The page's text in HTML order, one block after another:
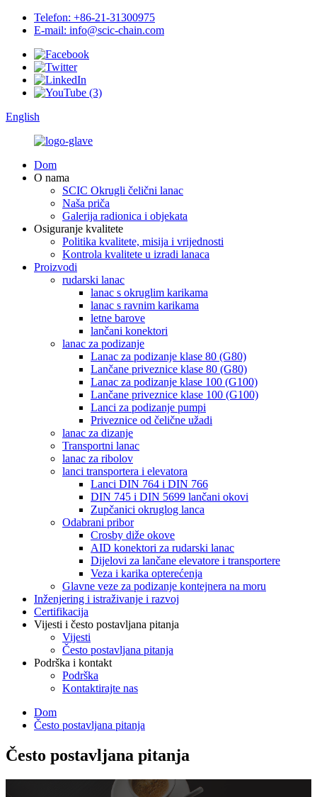
Telefon: +86-21-31300975
E-mail: info@scic-chain.com
English
Dom
O nama
SCIC Okrugli čelični lanac
Naša priča
Galerija radionica i objekata
Osiguranje kvalitete
Politika kvalitete, misija i vrijednosti
Kontrola kvalitete u izradi lanaca
Proizvodi
rudarski lanac
lanac s okruglim karikama
lanac s ravnim karikama
letne barove
lančani konektori
lanac za podizanje
Lanac za podizanje klase 80 (G80)
Lančane priveznice klase 80 (G80)
Lanac za podizanje klase 100 (G100)
Lančane priveznice klase 100 (G100)
Lanci za podizanje pumpi
Priveznice od čelične užadi
lanac za dizanje
Transportni lanac
lanac za ribolov
lanci transportera i elevatora
Lanci DIN 764 i DIN 766
DIN 745 i DIN 5699 lančani okovi
Zupčanici okruglog lanca
Odabrani pribor
Crosby diže okove
AID konektori za rudarski lanac
Dijelovi za lančane elevatore i transportere
Veza i karika opterećenja
Glavne veze za podizanje kontejnera na moru
Inženjering i istraživanje i razvoj
Certifikacija
Vijesti i često postavljana pitanja
Vijesti
Često postavljana pitanja
Podrška i kontakt
Podrška
Kontaktirajte nas
Dom
Često postavljana pitanja
Često postavljana pitanja